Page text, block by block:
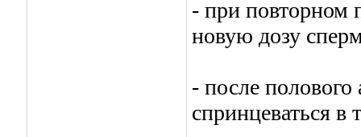
- при повторном
новую дозу
- после
спринцеваться в